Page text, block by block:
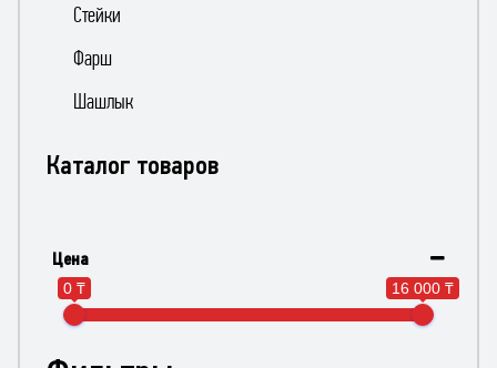
Стейки
Фарш
Шашлык
Каталог товаров
Цена
0 ₸ 16 000 ₸